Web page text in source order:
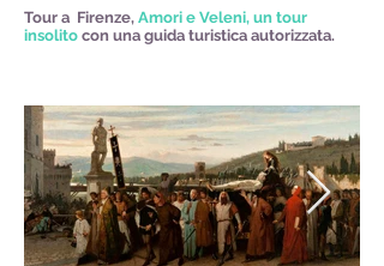
Tour a Firenze, Amori e Veleni, un tour
insolito con una guida turistica autorizzata.